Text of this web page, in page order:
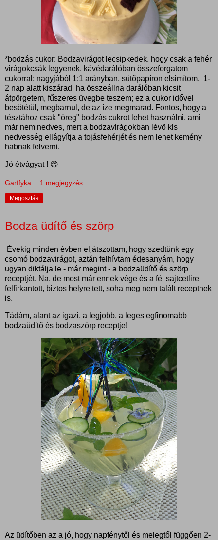
*bodzás cukor: Bodzavirágot lecsipkedek, hogy csak a fehér
virágokcsák legyenek, kávédarálóban összeforgatom
cukorral; nagyjából 1:1 arányban, sütőpapíron elsimítom, 1-
2 nap alatt kiszárad, ha összeállna darálóban kicsit
átpörgetem, fűszeres üvegbe teszem; ez a cukor idővel
besötétül, megbarnul, de az íze megmarad. Fontos, hogy a
tésztához csak "öreg" bodzás cukrot lehet használni, ami
már nem nedves, mert a bodzavirágokban lévő kis
nedvesség ellágyítja a tojásfehérjét és nem lehet kemény
habnak felverni.
Jó étvágyat ! 😊
Garffyka 1 megjegyzés:
Megosztás
Bodza üdítő és szörp
Évekig minden évben eljátszottam, hogy szedtünk egy
csomó bodzavirágot, aztán felhívtam édesanyám, hogy
ugyan diktálja le - már megint - a bodzaüdítő és szörp
receptjét. Na, de most már ennek vége és a fél sajtcetlire
felfirkantott, biztos helyre tett, soha meg nem talált receptnek
is.
Tádám, alant az igazi, a legjobb, a legeslegfinomabb
bodzaüdítő és bodzaszörp receptje!
Az üdítőben az a jó, hogy napfénytől és melegtől függően 2-